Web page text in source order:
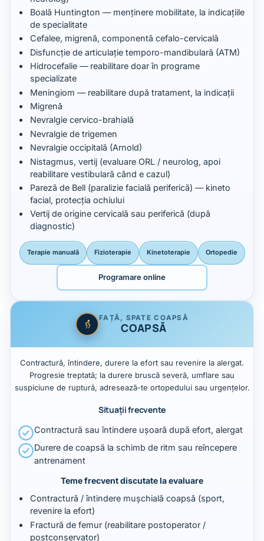
Boală Huntington — menținere mobilitate, la indicațiile
de specialitate
Cefalee, migrenă, componentă cefalo-cervicală
Disfuncție de articulație temporo-mandibulară (ATM)
Hidrocefalie — reabilitare doar în programe
specializate
Meningiom — reabilitare după tratament, la indicații
Migrenă
Nevralgie cervico-brahială
Nevralgie de trigemen
Nevralgie occipitală (Arnold)
Nistagmus, vertij (evaluare ORL / neurolog, apoi
reabilitare vestibulară când e cazul)
Pareză de Bell (paralizie facială periferică) — kineto
facial, protecția ochiului
Vertij de origine cervicală sau periferică (după
diagnostic)
Terapie manuală Fizioterapie Kinetoterapie Ortopedie
Programare online
FAȚĂ, SPATE COAPSĂ
COAPSĂ
Contractură, întindere, durere la efort sau revenire la alergat.
Progresie treptată; la durere bruscă severă, umflare sau
suspiciune de ruptură, adresează-te ortopedului sau urgențelor.
Situații frecvente
Contractură sau întindere ușoară după efort, alergat
Durere de coapsă la schimb de ritm sau reîncepere
antrenament
Teme frecvent discutate la evaluare
Contractură / întindere mușchială coapsă (sport,
revenire la efort)
Fractură de femur (reabilitare postoperator /
postconservator)